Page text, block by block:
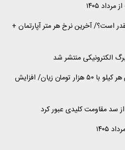
۱۴۰۵
است؟/ آخرین نرخ هر متر آپارتمان +
الکترونیکی منتشر شد
هشدار درباره بازار مرغ؛ فروش هر کیلو با ۵۰ هزار تومان زیان/ افزایش